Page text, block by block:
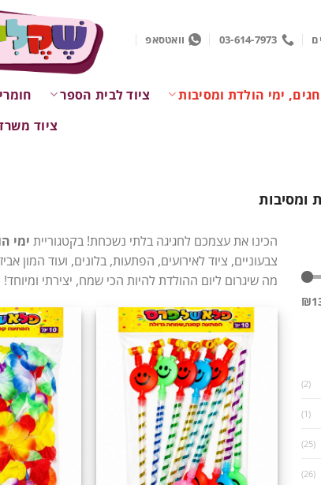
03-614-7973 וואטסאפ
חגים, ימי הולדת ומסיבות ציוד לבית הספר
ציוד
ומסיבות
(2)
(1)
(25)
(26)
הכינו את עצמכם לחגיגה בלתי נשכחת! בקטגוריית ימי
צבעוניים, ציוד לאירועים, הפתעות, בלונים, ועוד
מה שיגרום ליום ההולדת להיות הכי שמח, יצירתי